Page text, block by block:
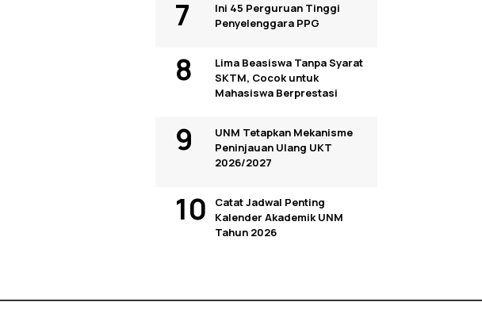
Ini 45 Perguruan Tinggi
Penyelenggara PPG
Lima Beasiswa Tanpa Syarat
SKTM, Cocok untuk
Mahasiswa Berprestasi
UNM Tetapkan Mekanisme
Peninjauan Ulang UKT
2026/2027
Catat Jadwal Penting
Kalender Akademik UNM
Tahun 2026